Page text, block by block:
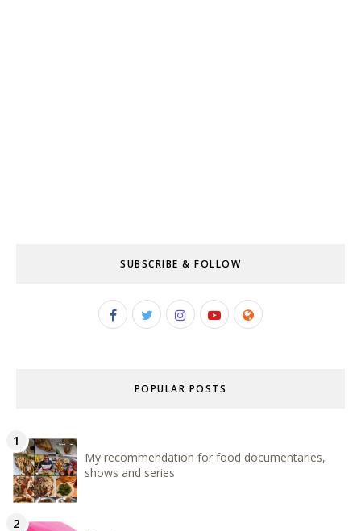
SUBSCRIBE & FOLLOW
POPULAR POSTS
My recommendation for food documentaries,
shows and series